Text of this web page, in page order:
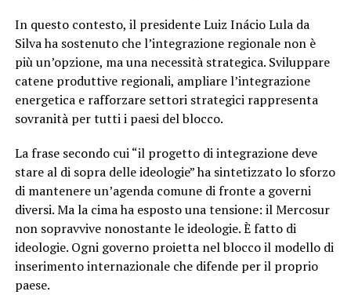
In questo contesto, il presidente Luiz Inácio Lula da
Silva ha sostenuto che l’integrazione regionale non è
più un’opzione, ma una necessità strategica. Sviluppare
catene produttive regionali, ampliare l’integrazione
energetica e rafforzare settori strategici rappresenta
sovranità per tutti i paesi del blocco.
La frase secondo cui “il progetto di integrazione deve
stare al di sopra delle ideologie” ha sintetizzato lo sforzo
di mantenere un’agenda comune di fronte a governi
diversi. Ma la cima ha esposto una tensione: il Mercosur
non sopravvive nonostante le ideologie. È fatto di
ideologie. Ogni governo proietta nel blocco il modello di
inserimento internazionale che difende per il proprio
paese.